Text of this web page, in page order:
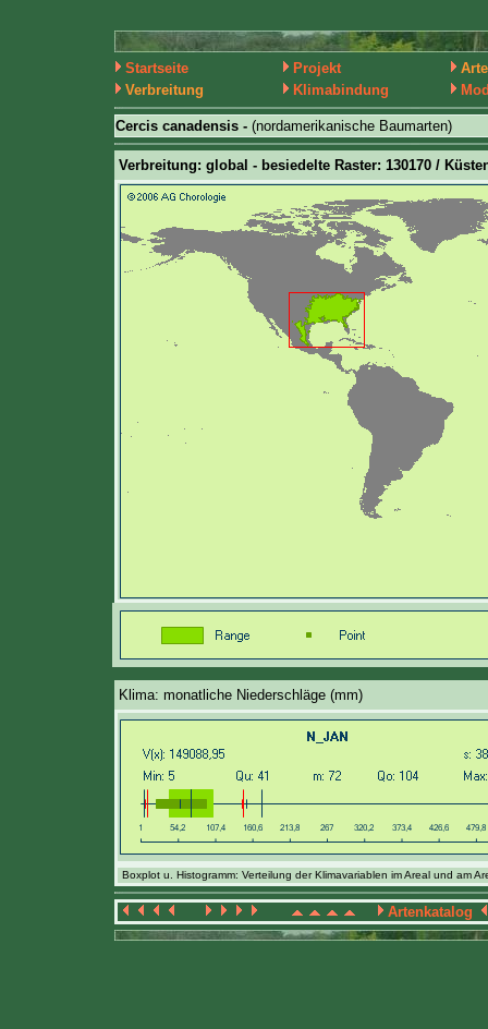
Startseite Projekt
Verbreitung
Klimabindung
Cercis canadensis - (nordamerikanische Baumarten)
Verbreitung: global - besiedelte Raster: 130170 /
Klima: monatliche Niederschläge (mm)
Boxplot u. Histogramm: Verteilung der Klimavariablen im Areal und am
Artenkatalog